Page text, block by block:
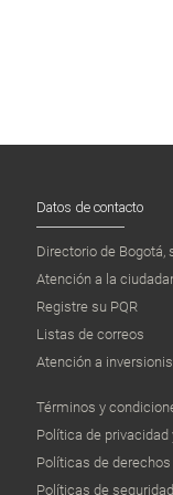
Datos de contacto
Directorio de
Atención a la
Registre su PQR
Listas de correos
Atención a
Términos y
Política de
Políticas de
Políticas de